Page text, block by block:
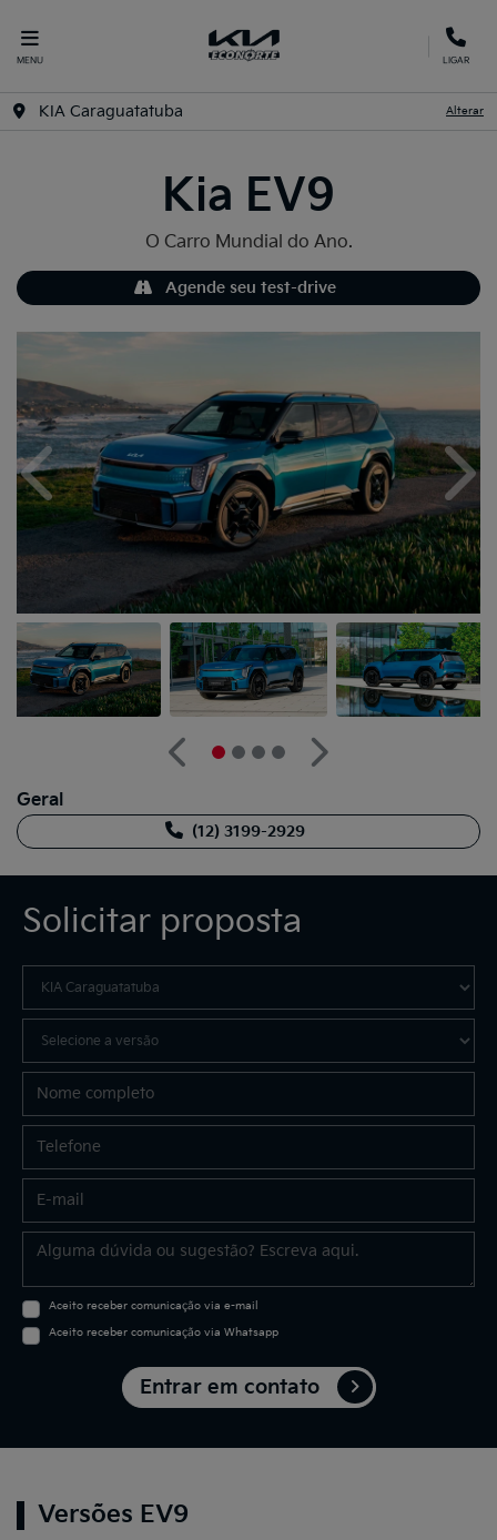
MENU LIGAR
KIA Caraguatatuba Alterar
Kia EV9
O Carro Mundial do Ano.
Agende seu test-drive
Solicitar proposta
Aceito receber comunicação via e-mail
Aceito receber comunicação via Whatsapp
Entrar em contato
Anterior
Anterior
Próximo
Geral
(12) 3199-2929
Versões EV9